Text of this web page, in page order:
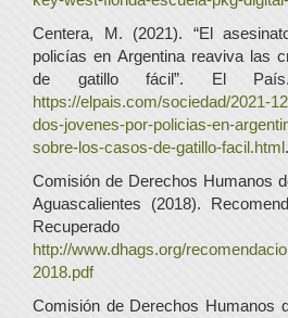
Centera, M. (2021). “El
policías en Argentina reaviva las
de gatillo fácil”. El País.
https://elpais.com/sociedad/2021-
dos-jovenes-por-policias-en-
sobre-los-casos-de-gatillo-facil.html.
Comisión de Derechos Humanos
Aguascalientes (2018).
http://www.dhags.org/
2018.pdf
Comisión de Derechos Humanos